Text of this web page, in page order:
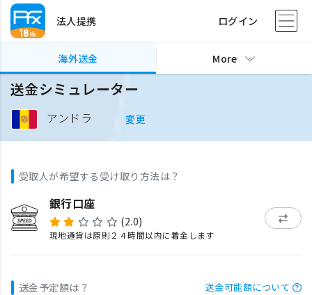
法人提携 ログイン
海外送金 More
送金シミュレーター
アンドラ 変更
受取人が希望する受け取り方法は？
銀行口座
(2.0)
現地通貨は原則２４時間以内に着金します
送金予定額は？ 送金可能額について